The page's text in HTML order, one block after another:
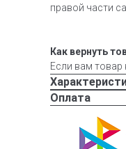
правой части
Как вернуть
Если вам товар
Оплата